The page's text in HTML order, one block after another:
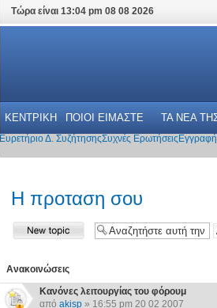
Τώρα είναι 13:04 pm 08 08 2026
ΚΕΝΤΡΙΚΗ ΠΟΙΟΙ ΕΙΜΑΣΤΕ ΤΑ ΝΕΑ
Ευρετήριο Δ. ΣυζήτησηςΣυχνές Ερωτήσεις Εγγραφή
Η προταση σου
Ανακοινώσεις
Κανόνες λειτουργίας του φόρουμ
από akisp» 16:55 pm 20 02 2007